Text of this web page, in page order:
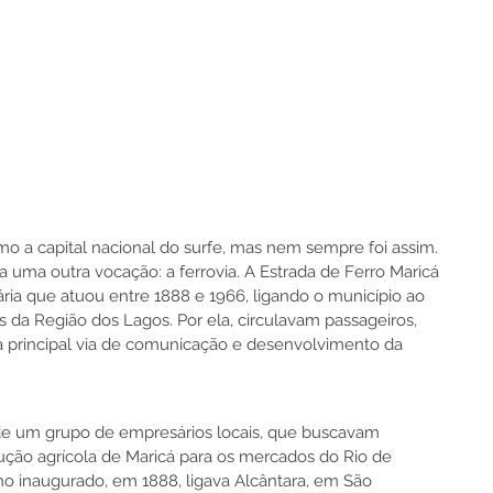
a capital nacional do surfe, mas nem sempre foi assim.
uma outra vocação: a ferrovia. A Estrada de Ferro Maricá
que atuou entre 1888 e 1966, ligando o município ao
da Região dos Lagos. Por ela, circulavam passageiros,
principal via de comunicação e desenvolvimento da
um grupo de empresários locais, que buscavam
agrícola de Maricá para os mercados do Rio de
inaugurado, em 1888, ligava Alcântara, em São